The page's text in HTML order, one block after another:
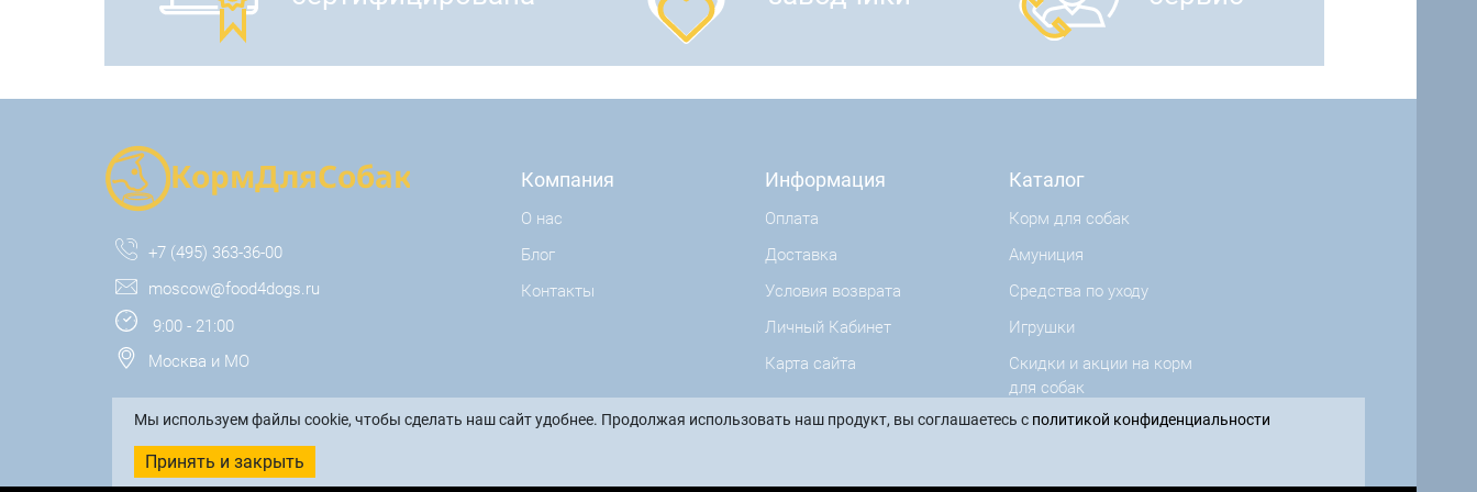
+7 (495) 363-36-00
moscow@food4dogs.ru
9:00 - 21:00
Москва и МО
Компания
О нас
Блог
Контакты
Информация
Оплата
Доставка
Условия возврата
Личный Кабинет
Карта сайта
Каталог
Корм для собак
Амуниция
Средства по уходу
Игрушки
Скидки и акции на корм
для собак
Производители
Мы используем файлы cookie, чтобы сделать наш сайт удобнее. Продолжая использовать наш продукт, вы соглашаетесь с политикой конфиденциальности
Принять и закрыть